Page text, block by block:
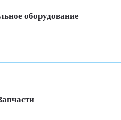
оборудование